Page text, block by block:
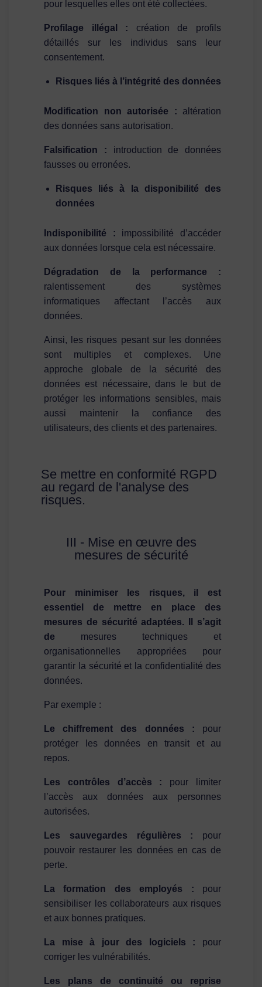
pour lesquelles elles ont été collectées.
Profilage illégal : création de profils
détaillés sur les individus sans leur
consentement.
Risques liés à l’intégrité des données
Modification non autorisée : altération
des données sans autorisation.
Falsification : introduction de données
fausses ou erronées.
Risques liés à la disponibilité des
données
Indisponibilité : impossibilité d’accéder
aux données lorsque cela est nécessaire.
Dégradation de la performance :
ralentissement des systèmes
informatiques affectant l’accès aux
données.
Ainsi, les risques pesant sur les données
sont multiples et complexes. Une
approche globale de la sécurité des
données est nécessaire, dans le but de
protéger les informations sensibles, mais
aussi maintenir la confiance des
utilisateurs, des clients et des partenaires.
Se mettre en conformité RGPD
au regard de l'analyse des
risques.
III - Mise en œuvre des
mesures de sécurité
Pour minimiser les risques, il est
essentiel de mettre en place des
mesures de sécurité adaptées. Il s’agit
de mesures techniques et
organisationnelles appropriées pour
garantir la sécurité et la confidentialité des
données.
Par exemple :
Le chiffrement des données : pour
protéger les données en transit et au
repos.
Les contrôles d’accès : pour limiter
l’accès aux données aux personnes
autorisées.
Les sauvegardes régulières : pour
pouvoir restaurer les données en cas de
perte.
La formation des employés : pour
sensibiliser les collaborateurs aux risques
et aux bonnes pratiques.
La mise à jour des logiciels : pour
corriger les vulnérabilités.
Les plans de continuité ou reprise